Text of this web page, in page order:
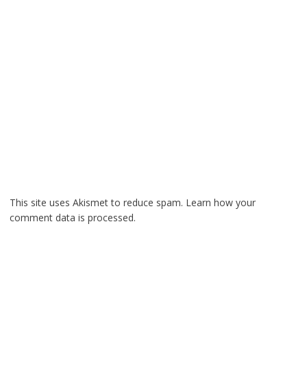
This site uses Akismet to reduce spam. Learn how your
comment data is processed.